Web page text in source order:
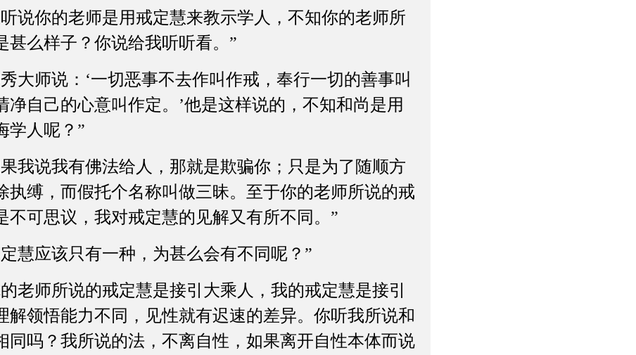
说你的老师是用戒定慧来教示学人，不知你的老师所
甚么样子？你说给我听听看。”
大师说：‘一切恶事不去作叫作戒，奉行一切的善事叫
净自己的心意叫作定。’他是这样说的，不知和尚是用
学人呢？”
我说我有佛法给人，那就是欺骗你；只是为了随顺方
执缚，而假托个名称叫做三昧。至于你的老师所说的戒
不可思议，我对戒定慧的见解又有所不同。”
慧应该只有一种，为甚么会有不同呢？”
老师所说的戒定慧是接引大乘人，我的戒定慧是接引
解领悟能力不同，见性就有迟速的差异。你听我所说和
同吗？我所说的法，不离自性，如果离开自性本体而说